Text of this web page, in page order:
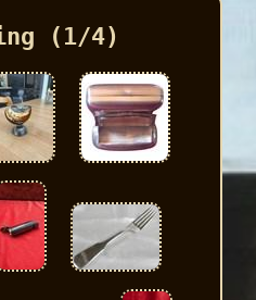
(1/4)